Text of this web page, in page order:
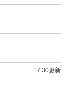
17:30更新